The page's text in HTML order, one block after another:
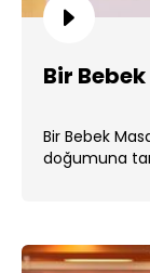
Bir
Bir Bebek
doğumuna